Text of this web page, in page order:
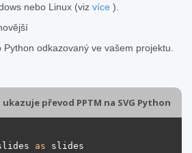
nebo Linux (viz více ).
odkazovaný ve vašem projektu.
převod PPTM na SVG Python
as